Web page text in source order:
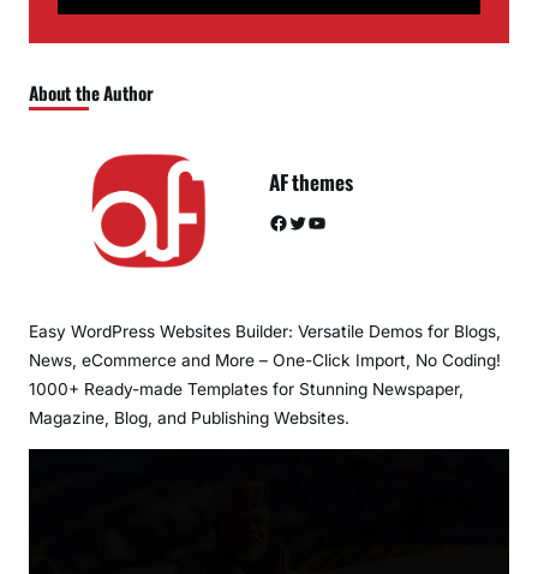
About the Author
AF themes
Facebook Twitter YouTube
Easy WordPress Websites Builder: Versatile Demos for Blogs,
News, eCommerce and More – One-Click Import, No Coding!
1000+ Ready-made Templates for Stunning Newspaper,
Magazine, Blog, and Publishing Websites.